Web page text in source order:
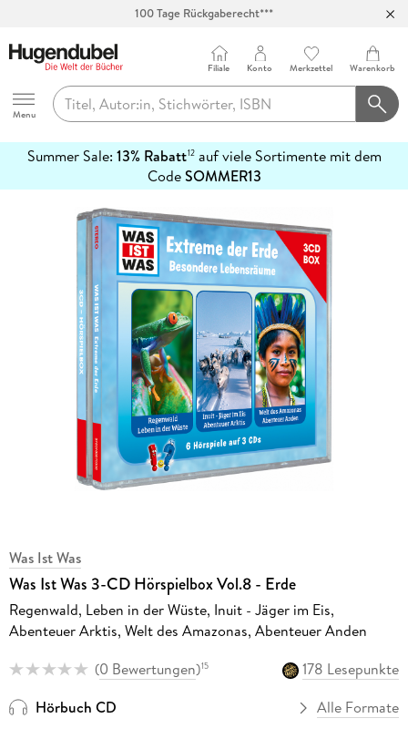
100 Tage Rückgaberecht***
Hugendubel
Menu
Filiale Konto Merkzettel Warenkorb
Summer Sale: 13% Rabatt12auf viele Sortimente mit dem
CodeSOMMER13
erfahren
Was Ist Was
Was Ist Was 3-CD Hörspielbox Vol.8 - Erde
Regenwald, Leben in der Wüste, Inuit - Jäger im Eis,
Abenteuer Arktis, Welt des Amazonas, Abenteuer Anden
(0 Bewertungen)15
178 Lesepunkte
Hörbuch CD
Alle Formate